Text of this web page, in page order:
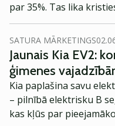
par 35%. Tas lika
kompāniju akcijām.
SATURA MĀRKETINGS
Jaunais Kia EV2:
ģimenes
Kia paplašina savu
– pilnībā elektrisku B
kas kļūs par